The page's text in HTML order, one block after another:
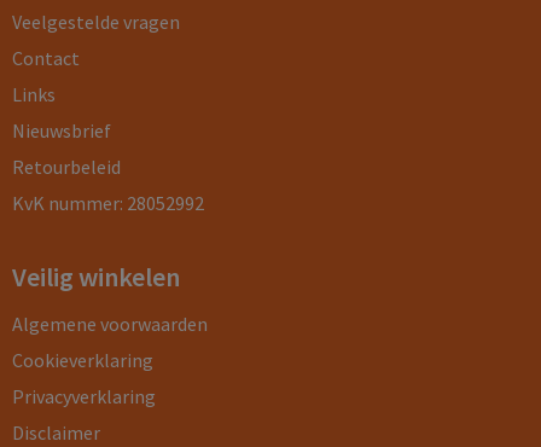
Veelgestelde vragen
Contact
Links
Nieuwsbrief
Retourbeleid
KvK nummer: 28052992
Veilig winkelen
Algemene voorwaarden
Cookieverklaring
Privacyverklaring
Disclaimer